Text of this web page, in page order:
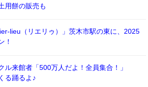
用餅の販売も
lieu（リエリゥ）」茨木市駅の東に、2025
！
ル来館者「500万人だよ！全員集合！」
る踊るよ♪